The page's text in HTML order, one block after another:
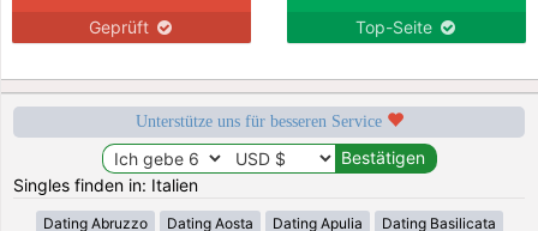
Geprüft Top-Seite
Unterstütze uns für besseren Service
Singles finden in: Italien
Dating Abruzzo Dating Aosta Dating Apulia Dating Basilicata